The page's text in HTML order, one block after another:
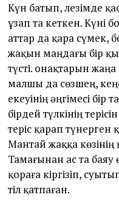
Күн батып, лезімде
ұзап та кеткен. Күні
аттар да қара сүмек,
жақын маңдағы бір
түсті. Қонақтарын
малшы да сөзшең,
екеуінің әңгімесі бір
бірдей түлкінің
теріс қарап түнерген
Мантай жаққа
Тамағынан ас та баяу
қораға кіргізіп,
тіл қатпаған.